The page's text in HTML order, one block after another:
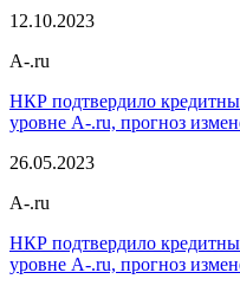
12.10.2023
A-.ru
НКР подтвердило
уровне A-.ru, прогноз
26.05.2023
A-.ru
НКР подтвердило
уровне A-.ru, прогноз